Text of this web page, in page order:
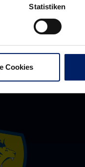
Statistiken
Cookies
GO
–
Der
Löwenpodcast